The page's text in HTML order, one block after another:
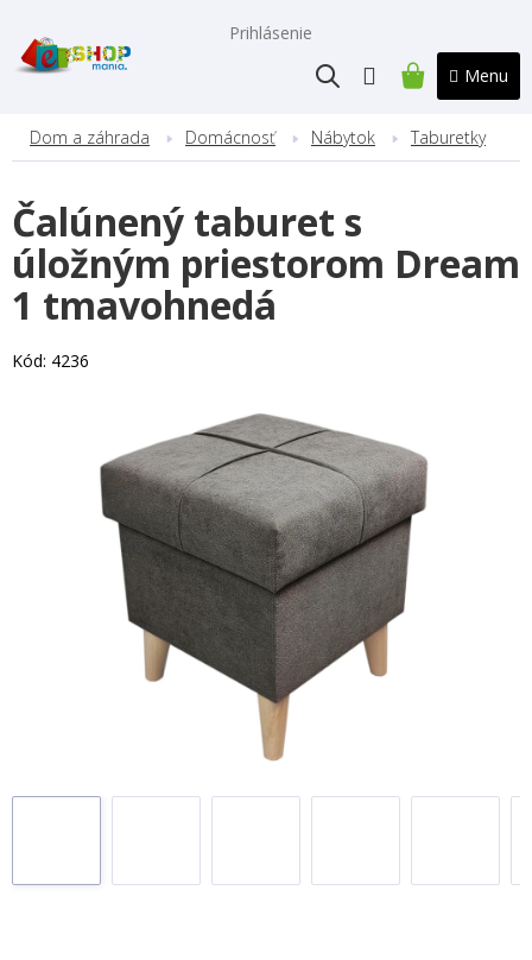
obsah
Prihlásenie
NÁKUPNÝ
Dom a záhrada Domácnosť Nábytok Taburetky
Čalúnený taburet s
úložným priestorom Dream
1 tmavohnedá
Kód: 4236